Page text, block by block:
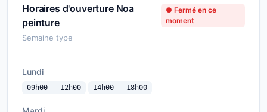
Horaires d'ouverture Noa
peinture
● Fermé en ce
moment
Semaine type
Lundi
09h00 — 12h00 14h00 — 18h00